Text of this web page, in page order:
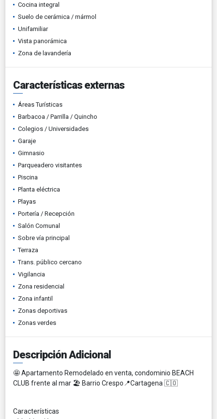
Cocina integral
Suelo de cerámica / mármol
Unifamiliar
Vista panorámica
Zona de lavandería
Características externas
Áreas Turísticas
Barbacoa / Parrilla / Quincho
Colegios / Universidades
Garaje
Gimnasio
Parqueadero visitantes
Piscina
Planta eléctrica
Playas
Portería / Recepción
Salón Comunal
Sobre vía principal
Terraza
Trans. público cercano
Vigilancia
Zona residencial
Zona infantil
Zonas deportivas
Zonas verdes
Descripción Adicional
🤩 Apartamento Remodelado en venta, condominio BEACH
CLUB frente al mar 🏖️ Barrio Crespo📍Cartagena 🇨🇴
Características